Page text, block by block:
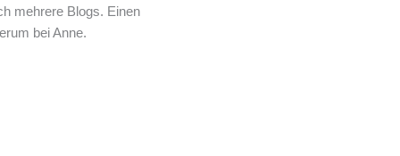
mehrere Blogs. Einen
bei Anne.